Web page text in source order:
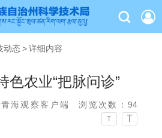
动态 > 详细内容
色农业“把脉问诊”
青海观察客户端 浏览次数： 94
T T